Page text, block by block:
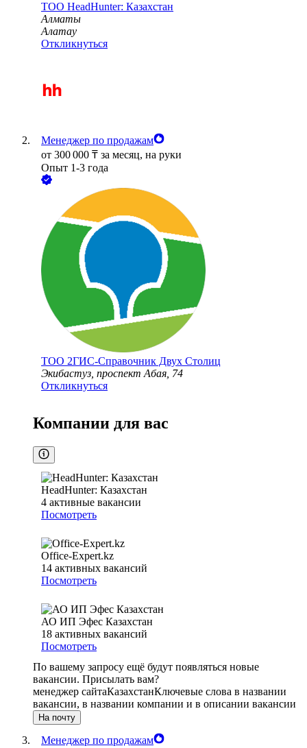
ТОО HeadHunter: Казахстан
Алматы
Алатау
Откликнуться
Менеджер по продажам
от 300 000 ₸ за месяц, на руки
Опыт 1-3 года
ТОО 2ГИС-Справочник Двух Столиц
Экибастуз, проспект Абая, 74
Откликнуться
Компании для вас
HeadHunter: Казахстан
4 активные вакансии
Посмотреть
Office-Expert.kz
14 активных вакансий
Посмотреть
АО ИП Эфес Казахстан
18 активных вакансий
Посмотреть
По вашему запросу ещё будут появляться новые
вакансии. Присылать вам?
менеджер сайтаКазахстанКлючевые слова в названии
вакансии, в названии компании и в описании вакансии
На почту
Менеджер по продажам